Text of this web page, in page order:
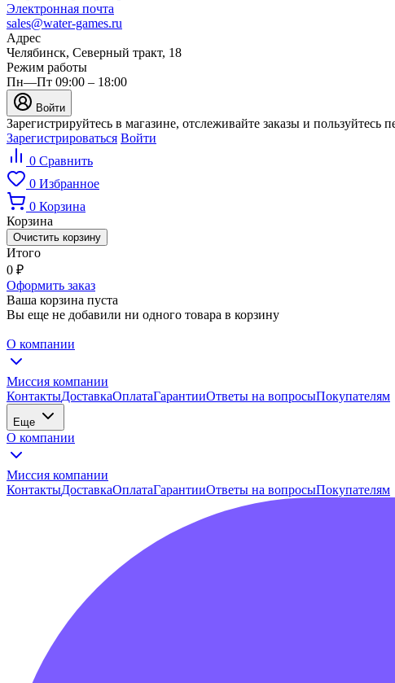
Электронная почта
sales@water-games.ru
Адрес
Челябинск, Северный тракт, 18
Режим работы
Пн—Пт 09:00 – 18:00
Войти
Зарегистрируйтесь в магазине, отслеживайте заказы и
Зарегистрироваться Войти
0 Сравнить
0 Избранное
0 Корзина
Корзина
Очистить корзину
Итого
0 ₽
Оформить заказ
Ваша корзина пуста
Вы еще не добавили ни одного товара в корзину
О компании
Миссия компании
КонтактыДоставкаОплатаГарантииОтветы на вопросыПокупателям
Еще
О компании
Миссия компании
КонтактыДоставкаОплатаГарантииОтветы на вопросыПокупателям